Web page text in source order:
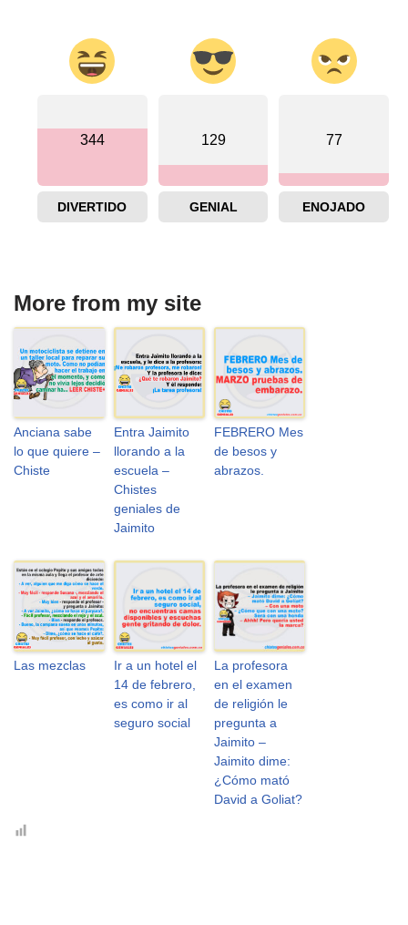
344
DIVERTIDO
129
GENIAL
77
ENOJADO
More from my site
Anciana sabe
lo que quiere –
Chiste
Entra Jaimito
llorando a la
escuela –
Chistes
geniales de
Jaimito
FEBRERO Mes
de besos y
abrazos.
Las mezclas
Ir a un hotel el
14 de febrero,
es como ir al
seguro social
La profesora
en el examen
de religión le
pregunta a
Jaimito –
Jaimito dime:
¿Cómo mató
David a Goliat?